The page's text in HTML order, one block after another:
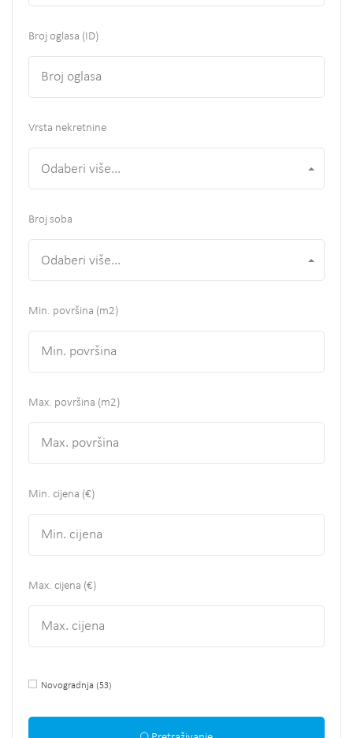
Broj oglasa (ID)
Vrsta nekretnine
Odaberi više...
Broj soba
Odaberi više...
Min. površina (m2)
Max. površina (m2)
Min. cijena (€)
Max. cijena (€)
Novogradnja (53)